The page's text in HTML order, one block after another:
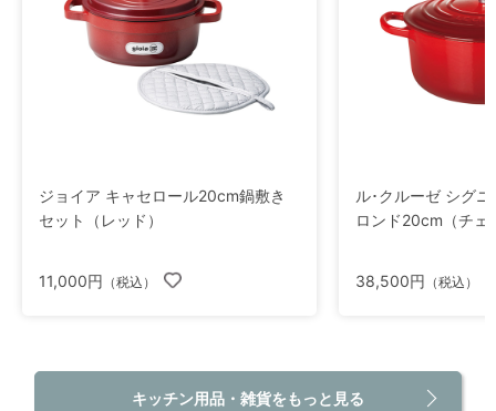
ジョイア キャセロール20cm鍋敷き
セット（レッド）
11,000円 （税込）
ル･クルーゼ シグ
ロンド20cm（チェ
38,500円 （税込）
キッチン用品・雑貨をもっと見る